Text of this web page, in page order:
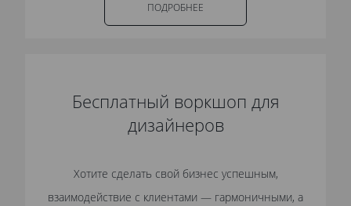
ПОДРОБНЕЕ
Бесплатный воркшоп для
дизайнеров
Хотите сделать свой бизнес успешным,
взаимодействие с клиентами — гармоничными, а